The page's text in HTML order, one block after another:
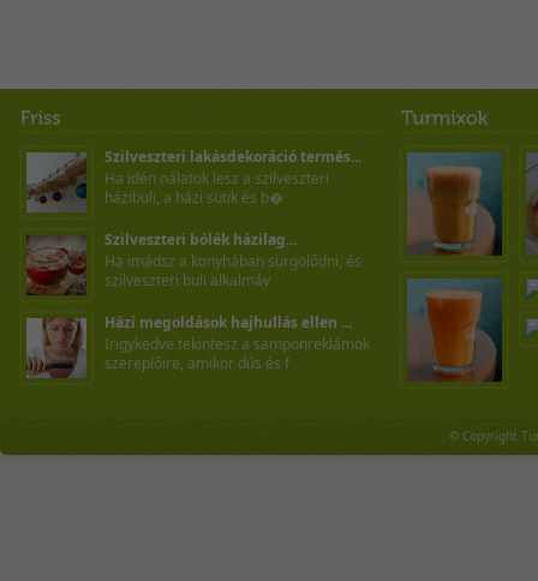
Szilveszteri lakásdekoráció termés...
Ha idén nálatok lesz a szilveszteri
házibuli, a házi sütik és b�
Szilveszteri bólék házilag...
Ha imádsz a konyhában sürgölődni, és
szilveszteri buli alkalmáv
Házi megoldások hajhullás ellen ...
Irigykedve tekintesz a samponreklámok
szereplőire, amikor dús és f
© Copyright